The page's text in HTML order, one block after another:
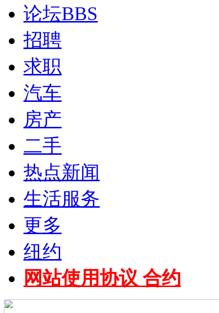
论坛BBS
招聘
求职
汽车
房产
二手
热点新闻
生活服务
更多
纽约
网站使用协议 合约